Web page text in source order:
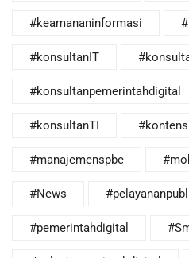
#keamananinformasi
#konsultanIT
#konsultanpemerintahdigital
#konsultanTI
#manajemenspbe
#News
#pemerintahdigital